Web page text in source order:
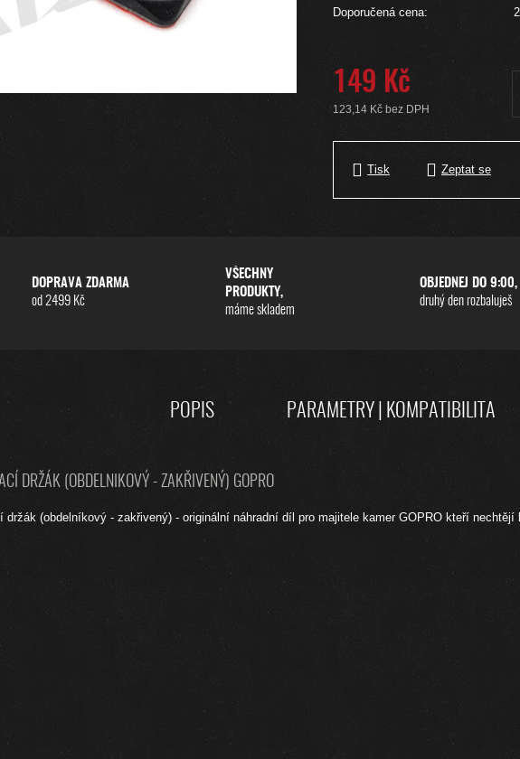
Doporučená cena:
149 Kč
123,14 Kč bez DPH
Tisk Zeptat se
DOPRAVA ZDARMA
od 2499 Kč
VŠECHNY
PRODUKTY,
máme skladem
OBJEDNEJ DO 9:00,
druhý den rozbaluješ
POPIS PARAMETRY | KOMPATIBILITA
DRŽÁK (OBDELNIKOVÝ - ZAKŘIVENÝ) GOPRO
držák (obdelníkový - zakřivený) - originální náhradní díl pro majitele kamer GOPRO kteří nechtějí